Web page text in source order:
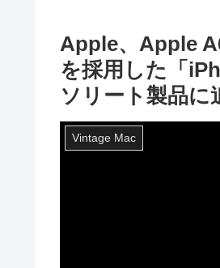
Apple、Apple
を採用した「
ソリート製品に
Vintage Mac